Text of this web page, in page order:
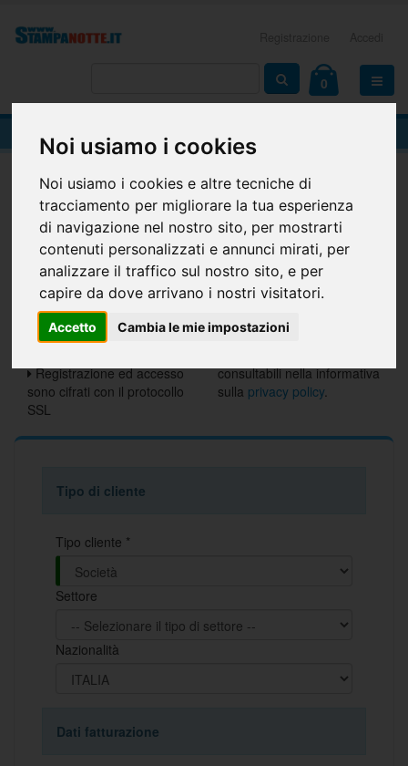
Noi usiamo i cookies
Noi usiamo i cookies e altre tecniche di
tracciamento per migliorare la tua esperienza
di navigazione nel nostro sito, per mostrarti
contenuti personalizzati e annunci mirati, per
analizzare il traffico sul nostro sito, e per
capire da dove arrivano i nostri visitatori.
Accetto Cambia le mie impostazioni
0
REGISTRAZIONE
Home Registrazione
Nuovo cliente?
Crea il tuo account
personale
I tuoi dati vengono
custoditi nella massima
Registrazione ed accesso
sono cifrati con il protocollo
SSL
I dati vengono utilizzati per
la realizzazione dell'ordine
I campi contrassegnati
sono obbligatori
consultabili nella informativa
sulla privacy policy.
Tipo di cliente
Tipo cliente *
Settore
Nazionalità
Dati fatturazione